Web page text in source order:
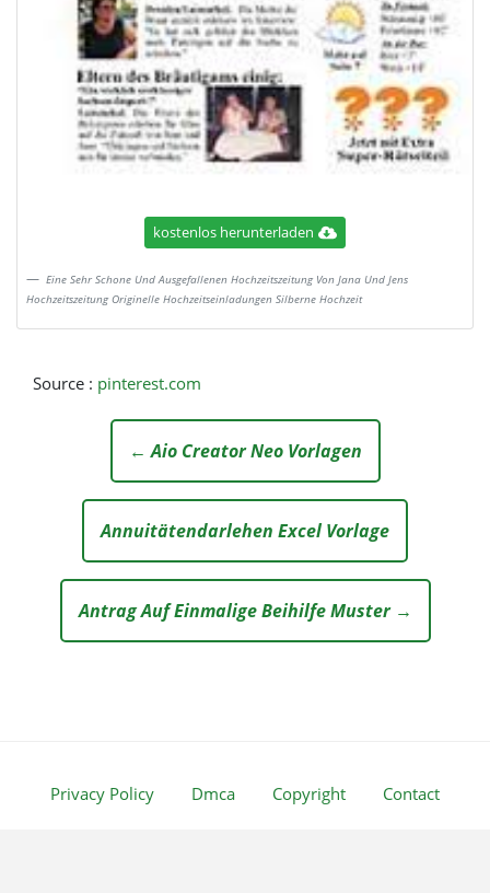
kostenlos herunterladen
Eine Sehr Schone Und Ausgefallenen Hochzeitszeitung Von Jana Und Jens
Hochzeitszeitung Originelle Hochzeitseinladungen Silberne Hochzeit
Source : pinterest.com
← Aio Creator Neo Vorlagen
Annuitätendarlehen Excel Vorlage
Antrag Auf Einmalige Beihilfe Muster →
Privacy Policy Dmca Copyright Contact